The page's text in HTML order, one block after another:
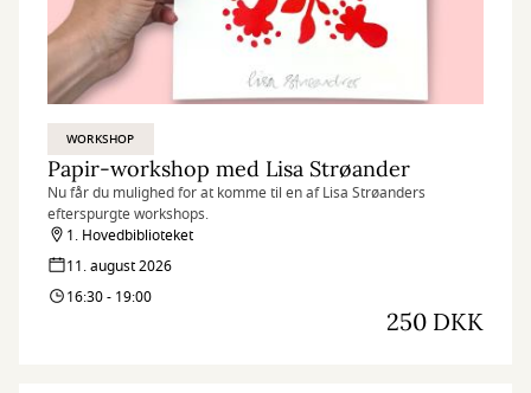
WORKSHOP
Papir-workshop med Lisa Strøander
Nu får du mulighed for at komme til en af Lisa Strøanders
efterspurgte workshops.
1. Hovedbiblioteket
11. august 2026
16:30 - 19:00
250 DKK